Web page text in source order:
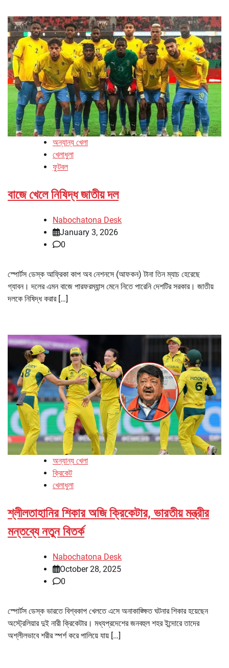
অন্যান্য খেলা
খেলাধুলা
ফুটবল
বাজে খেলে নিষিদ্ধ জাতীয় দল
Nabochatona Desk
January 3, 2026
0
স্পোর্টস ডেস্ক আফ্রিকা কাপ অব নেশনসে (আফকন) টানা তিন ম্যাচ হেরেছে
গ্যাবন। দলের এমন বাজে পারফরম্যান্স মেনে নিতে পারেনি দেশটির সরকার। জাতীয়
দলকে নিষিদ্ধ করার […]
অন্যান্য খেলা
ক্রিকেট
খেলাধুলা
শ্লীলতাহানির শিকার অজি ক্রিকেটার, ভারতীয় মন্ত্রীর
মন্তব্যে নতুন বিতর্ক
Nabochatona Desk
October 28, 2025
0
স্পোর্টস ডেস্ক ভারতে বিশ্বকাপ খেলতে এসে অনাকাঙ্ক্ষিত ঘটনার শিকার হয়েছেন
অস্ট্রেলিয়ার দুই নারী ক্রিকেটার। মধ্যপ্রদেশের জনবহুল শহর ইন্দোরে তাদের
অশ্লীলভাবে শরীর স্পর্শ করে পালিয়ে যায় […]